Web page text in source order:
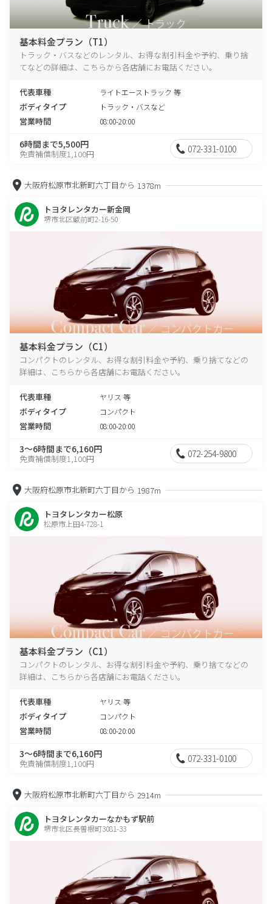
基本料金プラン（T1）
トラック・バスなどのレンタル、お得な割引料金や予約、乗り捨
てなどの詳細は、こちらから各店舗にお電話ください。
代表車種 ライトエーストラック 等
ボディタイプ トラック・バスなど
営業時間 08:00-20:00
6時間まで5,500円
免責補償制度1,100円 072-331-0100
大阪府松原市北新町六丁目から 1378m
トヨタレンタカー新金岡
堺市北区蔵前町2-16-50
基本料金プラン（C1）
コンパクトのレンタル、お得な割引料金や予約、乗り捨てなどの
詳細は、こちらから各店舗にお電話ください。
代表車種 ヤリス 等
ボディタイプ コンパクト
営業時間 08:00-20:00
3～6時間まで6,160円
免責補償制度1,100円 072-254-9800
大阪府松原市北新町六丁目から 1987m
トヨタレンタカー松原
松原市上田4-728-1
基本料金プラン（C1）
コンパクトのレンタル、お得な割引料金や予約、乗り捨てなどの
詳細は、こちらから各店舗にお電話ください。
代表車種 ヤリス 等
ボディタイプ コンパクト
営業時間 08:00-20:00
3～6時間まで6,160円
免責補償制度1,100円 072-331-0100
大阪府松原市北新町六丁目から 2914m
トヨタレンタカーなかもず駅前
堺市北区長曽根町3081-33